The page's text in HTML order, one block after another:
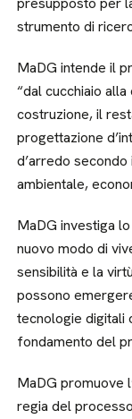
strumento di
MaDG intende il
“dal cucchiaio
costruzione, il
progettazione
d’arredo
ambientale,
MaDG investiga
nuovo modo di
sensibilità e la
possono
tecnologie digitali
fondamento del
MaDG promuove
regia del